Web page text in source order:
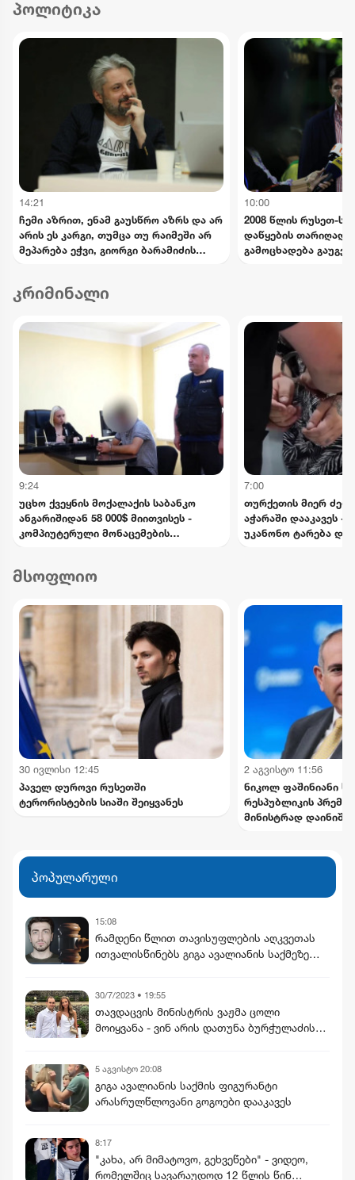
პოლიტიკა
14:21
ჩემი აზრით, ენამ გაუსწრო აზრს და არ
არის ეს კარგი, თუმცა თუ რაიმეში არ
მეპარება ეჭვი, გიორგი ბარამიძის
10:00
2008 წლის რუსეთ-
დაწყების თარიღად
გამოცხადება
კრიმინალი
9:24
უცხო ქვეყნის მოქალაქის საბანკო
ანგარიშიდან 58 000$ მიითვისეს -
კომპიუტერული მონაცემების
დაიწყო
7:00
თურქეთის მიერ
აჭარაში დააკავეს -
უკანონო ტარება და
მსოფლიო
30 ივლისი 12:45
პაველ დუროვი რუსეთში
ტერორისტების სიაში შეიყვანეს
2 აგვისტო 11:56
ნიკოლ ფაშინიანი
რესპუბლიკის
მინისტრად დაინიშნა
პოპულარული
15:08
რამდენი წლით თავისუფლების აღკვეთას
ითვალისწინებს გიგა ავალიანის საქმეზე
30/7/2023 • 19:55
თავდაცვის მინისტრის ვაჟმა ცოლი
მოიყვანა - ვინ არის დათუნა ბურჭულაძის
5 აგვისტო 20:08
გიგა ავალიანის საქმის ფიგურანტი
არასრულწლოვანი გოგოები დააკავეს
8:17
"კახა, არ მიმატოვო, გეხვეწები" - ვიდეო,
რომელშიც სავარაუდოდ 12 წლის წინ